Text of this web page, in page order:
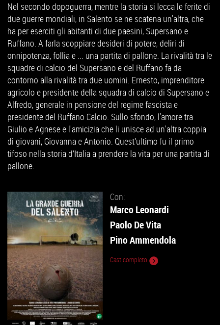
Nel secondo dopoguerra, mentre la storia si lecca le ferite di
due guerre mondiali, in Salento se ne scatena un'altra, che
ha per eserciti gli abitanti di due paesini, Supersano e
Ruffano. A farla scoppiare desideri di potere, deliri di
onnipotenza, follia e ... una partita di pallone. La rivalità tra le
squadre di calcio del Supersano e del Ruffano fa da
contorno alla rivalità tra due uomini. Ernesto, imprenditore
agricolo e presidente della squadra di calcio di Supersano e
Alfredo, generale in pensione del regime fascista e
presidente del Ruffano Calcio. Sullo sfondo, l'amore tra
Giulio e Agnese e l'amicizia che li unisce ad un'altra coppia
di giovani, Giovanna e Antonio. Quest’ultimo fu il primo
tifoso nella storia d’Italia a prendere la vita per una partita di
pallone.
Con:
Marco Leonardi
Paolo De Vita
Pino Ammendola
Cast completo